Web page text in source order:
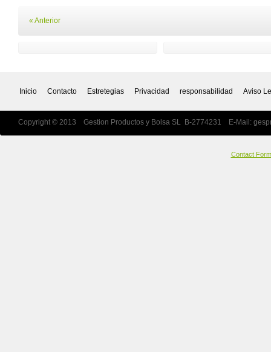
« Anterior
Inicio Contacto Estretegias Privacidad responsabilidad Aviso
Copyright © 2013 Gestion Productos y Bolsa SL B-2774231 E-Mail:
Contact Form